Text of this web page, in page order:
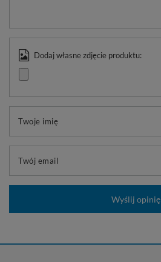
Dodaj własne zdjęcie produktu:
Twoje imię
Twój email
Wyślij opinię